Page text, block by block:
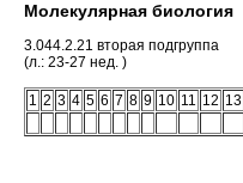
Молекулярная биология
3.044.2.21 вторая подгруппа
(л.: 23-27 нед. )
1 2 3 4 5 6 7 8 9 10 11 12 13